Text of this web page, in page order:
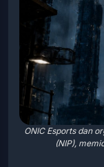
ONIC Esports dan
(NIP),